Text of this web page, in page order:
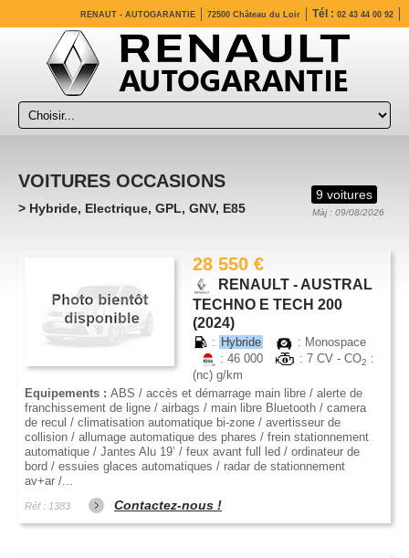
RENAUT - AUTOGARANTIE 72500 Château du Loir Tél : 02 43 44 00 92
9 voitures
Màj : 09/08/2026
VOITURES OCCASIONS
> Hybride, Electrique, GPL, GNV, E85
28 550 €
RENAULT - AUSTRAL
TECHNO E TECH 200
(2024)
: Hybride
: Monospace
: 46 000
: 7 CV - CO2 :
(nc) g/km
Equipements : ABS / accès et démarrage main libre / alerte de
franchissement de ligne / airbags / main libre Bluetooth / camera
de recul / climatisation automatique bi-zone / avertisseur de
collision / allumage automatique des phares / frein stationnement
automatique / Jantes Alu 19’ / feux avant full led / ordinateur de
bord / essuies glaces automatiques / radar de stationnement
av+ar /...
Réf : 1383 Contactez-nous !